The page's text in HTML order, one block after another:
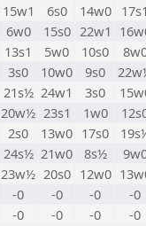
15w1 6s0 14w0
6w0 15s0 22w1
13s1 5w0 10s0
3s0 10w0 9s0
21s½ 24w1 3s0
20w½ 23s1 1w0
2s0 13w0 17s0
24s½ 21w0 8s½
23w½ 20s0 12w0
-0 -0 -0
-0
-0 -0 -0
-0